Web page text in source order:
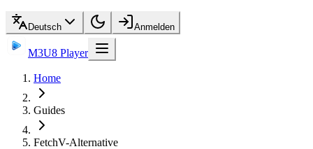
Deutsch Anmelden
M3U8 Player
Home
Guides
FetchV-Alternative